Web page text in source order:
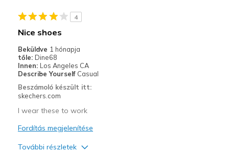
Travel
Width
Sizing
View On Shoes
I'm Into Shoes
4
Nice shoes
Beküldve 1 hónapja
tőle: Dine68
Innen: Los Angeles CA
Describe Yourself Casual
Beszámoló készült itt:
skechers.com
I wear these to work
Fordítás megjelenítése
További részletek